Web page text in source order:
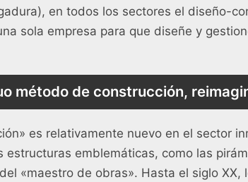
en todos los sectores el diseño-
sola empresa para que diseñe y
método de construcción,
es relativamente nuevo en el sector
estructuras emblemáticas, como las
«maestro de obras». Hasta el siglo XX,